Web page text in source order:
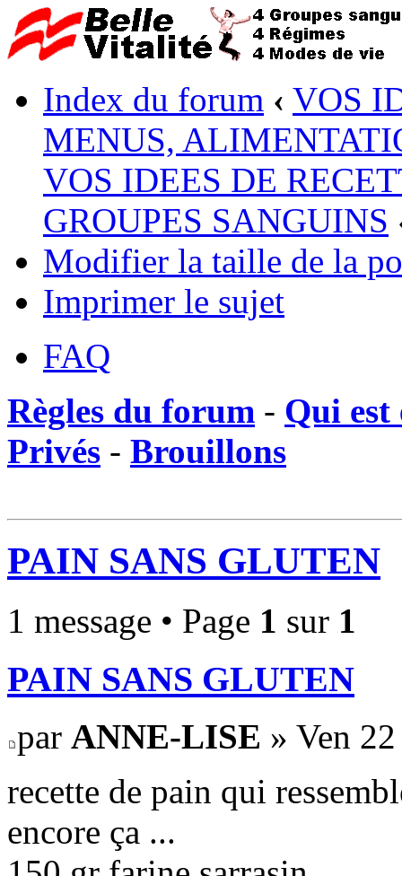
Index du forum ‹ VOS
MENUS,
VOS IDEES DE
GROUPES SANGUINS
Modifier la taille de la
Imprimer le sujet
FAQ
Règles du forum - Qui est
Privés - Brouillons
PAIN SANS GLUTEN
1 message • Page 1 sur 1
PAIN SANS GLUTEN
par ANNE-LISE » Ven
recette de pain qui
encore ça ...